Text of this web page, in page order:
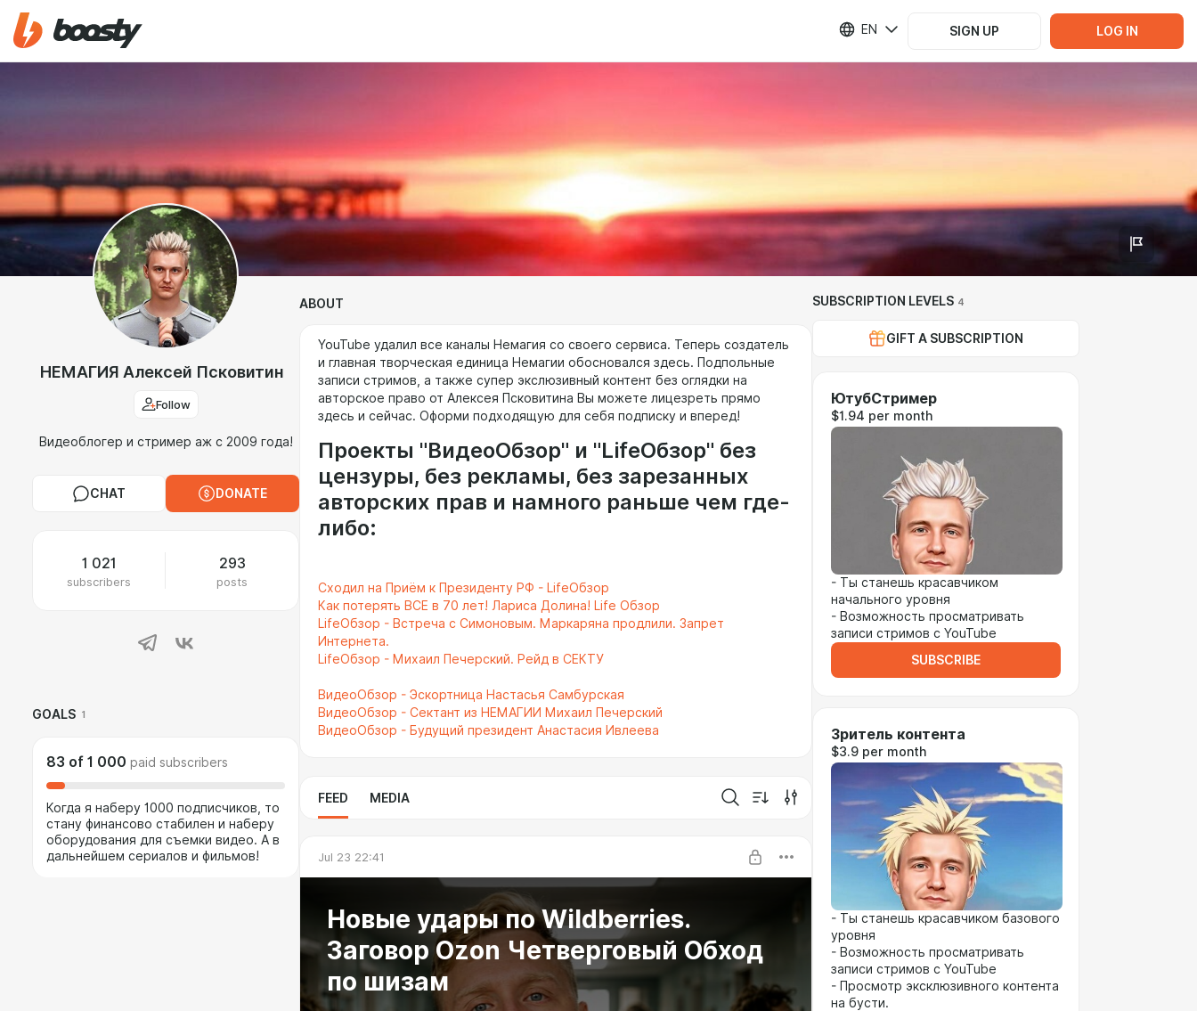
EN SIGN UP LOG IN
НЕМАГИЯ Алексей Псковитин
Follow
Видеоблогер и стример аж с 2009 года!
CHAT DONATE
1 021
subscribers
293
posts
GOALS 1
83 of 1 000 paid subscribers
Когда я наберу 1000 подписчиков, то
стану финансово стабилен и наберу
оборудования для съемки видео. А в
дальнейшем сериалов и фильмов!
ABOUT
YouTube удалил все каналы Немагия со своего сервиса. Теперь создатель
и главная творческая единица Немагии обосновался здесь. Подпольные
записи стримов, а также супер экслюзивный контент без оглядки на
авторское право от Алексея Псковитина Вы можете лицезреть прямо
здесь и сейчас. Оформи подходящую для себя подписку и вперед!
Проекты "ВидеоОбзор" и "LifeОбзор" без
цензуры, без рекламы, без зарезанных
авторских прав и намного раньше чем где-
либо:
Сходил на Приём к Президенту РФ - LifeОбзор
Как потерять ВСЕ в 70 лет! Лариса Долина! Life Обзор
LifeОбзор - Встреча с Симоновым. Маркаряна продлили. Запрет
Интернета.
LifeОбзор - Михаил Печерский. Рейд в СЕКТУ
ВидеоОбзор - Эскортница Настасья Самбурская
ВидеоОбзор - Сектант из НЕМАГИИ Михаил Печерский
ВидеоОбзор - Будущий президент Анастасия Ивлеева
FEED MEDIA
Jul 23 22:41
Новые удары по Wildberries.
Заговор Ozon Четверговый Обход
по шизам
SUBSCRIPTION LEVELS 4
GIFT A SUBSCRIPTION
ЮтубСтример
$1.94 per month
- Ты станешь красавчиком
начального уровня
- Возможность просматривать
записи стримов с YouTube
SUBSCRIBE
Зритель контента
$3.9 per month
- Ты станешь красавчиком базового
уровня
- Возможность просматривать
записи стримов с YouTube
- Просмотр эксклюзивного контента
на бусти.